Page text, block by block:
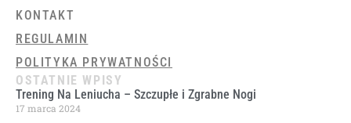
KONTAKT
REGULAMIN
POLITYKA PRYWATNOŚCI
OSTATNIE WPISY
Trening Na Leniucha – Szczupłe i Zgrabne Nogi
17 marca 2024